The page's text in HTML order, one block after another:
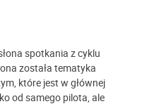
spotkania z cyklu
została tematyka
które jest w głównej
od samego pilota, ale